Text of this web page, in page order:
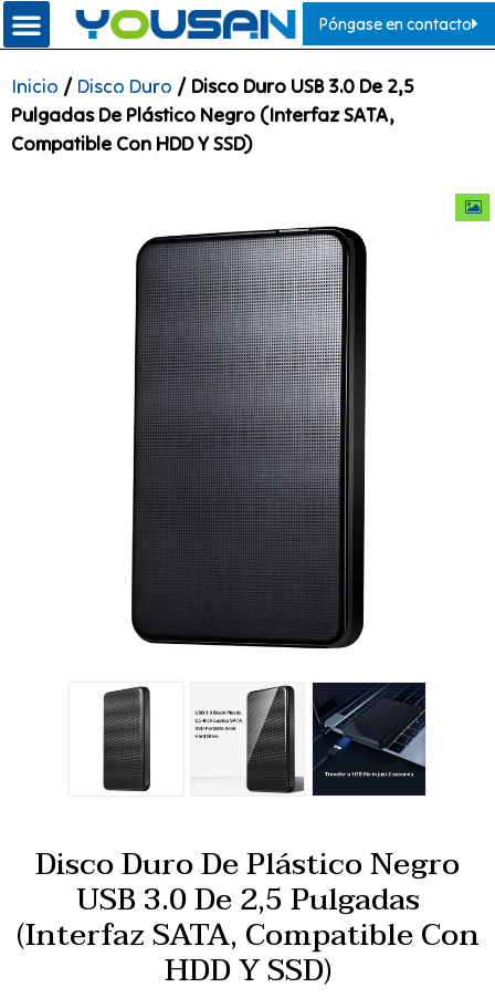
Póngase en contacto
Inicio / Disco Duro / Disco Duro USB 3.0 De 2,5
Pulgadas De Plástico Negro (interfaz SATA,
Compatible Con HDD Y SSD)
Disco Duro De Plástico Negro
USB 3.0 De 2,5 Pulgadas
(interfaz SATA, Compatible Con
HDD Y SSD)